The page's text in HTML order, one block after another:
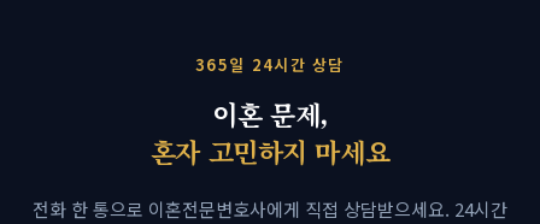
365일 24시간 상담
이혼 문제,
혼자 고민하지 마세요
전화 한 통으로 이혼전문변호사에게 직접 상담받으세요. 24시간